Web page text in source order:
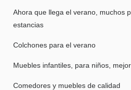
Ahora que llega el verano, muchos
estancias
Colchones para el verano
Muebles infantiles, para niños,
Comedores y muebles de calidad